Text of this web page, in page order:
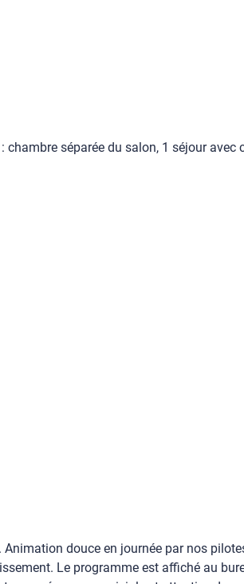
séparée du salon, 1 séjour
douce en journée par nos
Le programme est affiché au